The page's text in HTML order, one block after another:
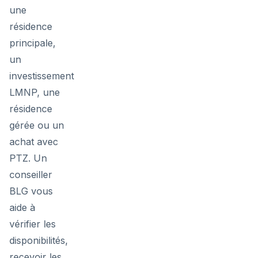
une
résidence
principale,
un
investissement
LMNP, une
résidence
gérée ou un
achat avec
PTZ. Un
conseiller
BLG vous
aide à
vérifier les
disponibilités,